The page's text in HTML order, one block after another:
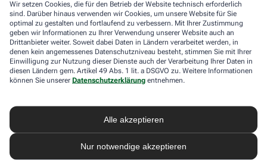
Wir setzen Cookies, die für den Betrieb der Website technisch erforderlich
sind. Darüber hinaus verwenden wir Cookies, um unsere Website für Sie
optimal zu gestalten und fortlaufend zu verbessern. Mit Ihrer Zustimmung
geben wir Informationen zu Ihrer Verwendung unserer Website auch an
Drittanbieter weiter. Soweit dabei Daten in Ländern verarbeitet werden, in
denen kein angemessenes Datenschutzniveau besteht, stimmen Sie mit Ihrer
Einwilligung zur Nutzung dieser Dienste auch der Verarbeitung Ihrer Daten in
diesen Ländern gem. Artikel 49 Abs. 1 lit. a DSGVO zu. Weitere Informationen
können Sie unserer Datenschutzerklärung entnehmen.
Alle akzeptieren
Nur notwendige akzeptieren
das
Flugzeug.
Newsletters den Dienstleister Emarsys ein. Die Einwilligung
kann jederzeit für die Zukunft widerrufen werden (z.B. über den
Abmelde-Link in jedem Newsletter). Die sonstigen
Kontaktmöglichkeiten dafür und weitere Angaben zur
Datenverarbeitung finden sich in der Datenschutzerklärungvon
AHD.